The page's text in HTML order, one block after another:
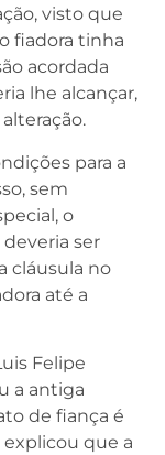
visto que
fiadora tinha
acordada
lhe alcançar,
para a
sem
o
ser
cláusula no
até a
Felipe
a antiga
de fiança é
explicou que a